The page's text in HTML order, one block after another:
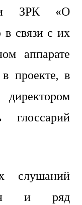
ЗРК «О
в связи с их
аппарате
проекте, в
глоссарий
слушаний
и ряд